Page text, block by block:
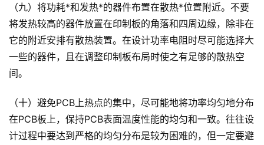
（九）将功耗*和发热*的器件布置在散热*位置附近。不要
将发热较高的器件放置在印制板的角落和四周边缘，除非在
它的附近安排有散热装置。在设计功率电阻时尽可能选择大
一些的器件，且在调整印制板布局时使之有足够的散热空
间。
（十）避免PCB上热点的集中，尽可能地将功率均匀地分布
在PCB板上，保持PCB表面温度性能的均匀和一致。往往设
计过程中要达到严格的均匀分布是较为困难的，但一定要避